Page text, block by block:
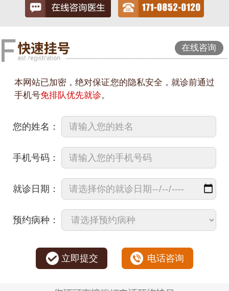
在线咨询
本网站已加密，绝对保证您的隐私安全，就诊前通过
手机号免排队优先就诊。
您的姓名：
手机号码：
就诊日期：
预约病种：
立即提交 电话咨询